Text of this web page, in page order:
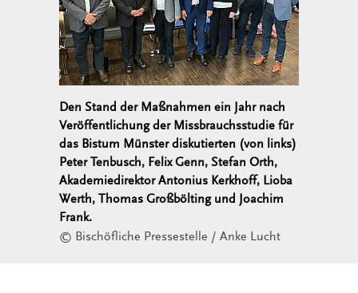
Den Stand der Maßnahmen ein Jahr nach
Veröffentlichung der Missbrauchsstudie für
das Bistum Münster diskutierten (von links)
Peter Tenbusch, Felix Genn, Stefan Orth,
Akademiedirektor Antonius Kerkhoff, Lioba
Werth, Thomas Großbölting und Joachim
Frank.
© Bischöfliche Pressestelle / Anke Lucht